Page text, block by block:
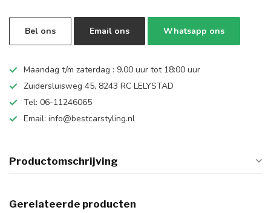
Bel ons Email ons Whatsapp ons
Maandag t/m zaterdag : 9.00 uur tot 18:00 uur
Zuidersluisweg 45, 8243 RC LELYSTAD
Tel: 06-11246065
Email: info@bestcarstyling.nl
Productomschrijving
Gerelateerde producten